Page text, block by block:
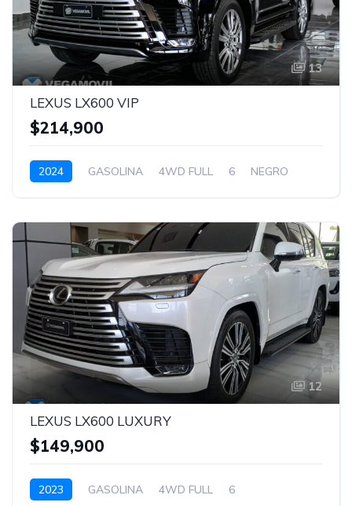
13
LEXUS LX600 VIP
$214,900
2024 GASOLINA 4WD FULL 6 NEGRO
12
LEXUS LX600 LUXURY
$149,900
2023 GASOLINA 4WD FULL
6